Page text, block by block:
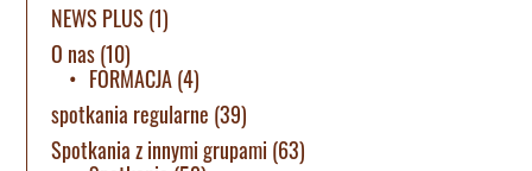
NEWS PLUS (1)
O nas(10)
FORMACJA(4)
spotkania regularne (39)
Spotkania z innymi grupami (63)